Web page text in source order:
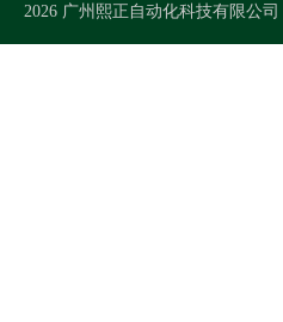
2026 广州熙正自动化科技有限公